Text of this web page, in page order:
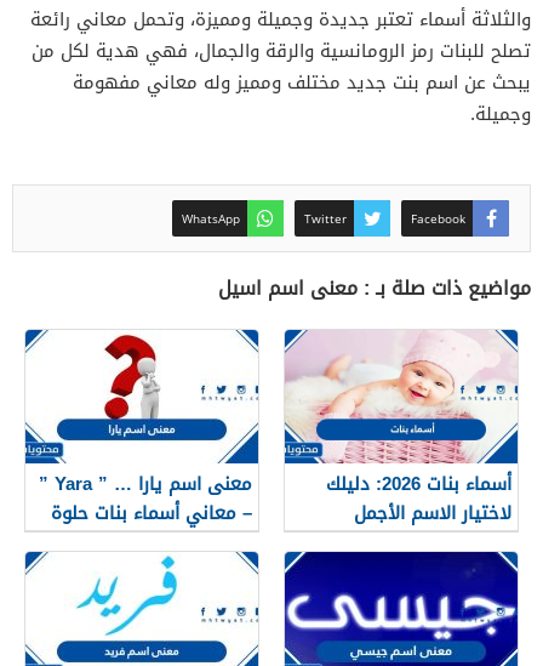
والثلاثة أسماء تعتبر جديدة وجميلة ومميزة، وتحمل معاني رائعة
تصلح للبنات رمز الرومانسية والرقة والجمال، فهي هدية لكل من
يبحث عن اسم بنت جديد مختلف ومميز وله معاني مفهومة
وجميلة.
Facebook
Twitter
WhatsApp
مواضيع ذات صلة بـ : معنى اسم اسيل
أسماء بنات 2026: دليلك
لاختيار الاسم الأجمل
لمولودتك القادمة
معنى اسم يارا … ” Yara ”
– معاني أسماء بنات حلوة
2025